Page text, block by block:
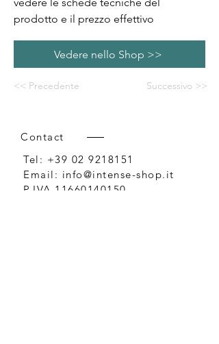
prodotto e il prezzo effettivo
Vedere nello Shop >>
<< Precedente Successivo >>
Contact
Tel: +39 02 9218151
Email: info@intense-shop.it
P.IVA 11660140150